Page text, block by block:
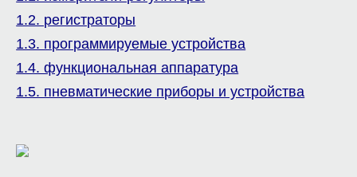
1.2. регистраторы
1.3. программируемые устройства
1.4. функциональная аппаратура
1.5. пневматические приборы и устройства